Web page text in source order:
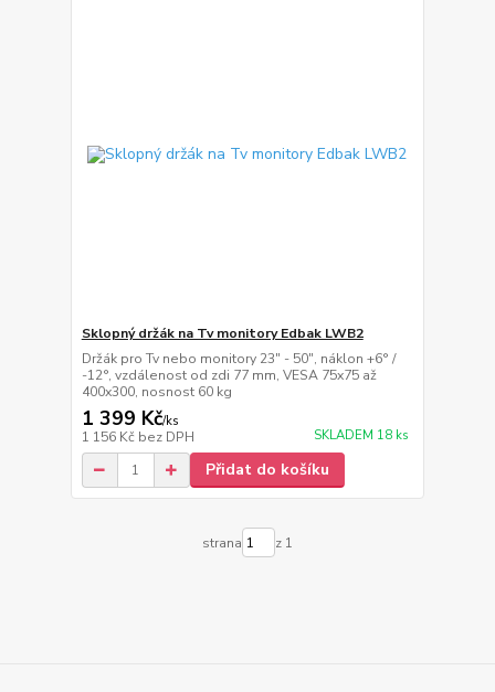
Sklopný držák na Tv monitory Edbak LWB2
Držák pro Tv nebo monitory 23" - 50", náklon +6° /
-12°, vzdálenost od zdi 77 mm, VESA 75x75 až
400x300, nosnost 60 kg
1 399 Kč/ks
1 156 Kč bez DPH SKLADEM 18 ks
Přidat do košíku
strana z 1